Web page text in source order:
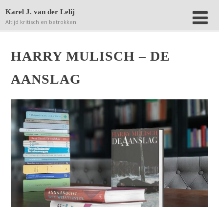
Karel J. van der Lelij
Altijd kritisch en betrokken
HARRY MULISCH – DE
AANSLAG
jouw computer om achteraf anonieme bezoekersaantallen
terug te kunnen vinden.